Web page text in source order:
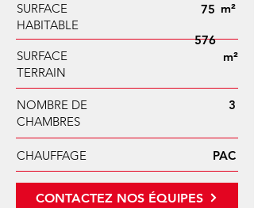
SURFACE
HABITABLE
75
SURFACE
TERRAIN
m²
NOMBRE DE
CHAMBRES
3
CHAUFFAGE PAC
576
m²
CONTACTEZ NOS ÉQUIPES